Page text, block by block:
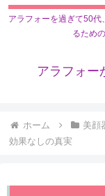
アラフォーを過ぎて50
るため
アラフォー
ホーム 美顔
効果なしの真実